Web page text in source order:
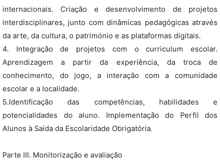
internacionais. Criação e desenvolvimento de projetos
interdisciplinares, junto com dinâmicas pedagógicas através
da arte, da cultura, o património e as plataformas digitais.
4. Integração de projetos com o curriculum escolar.
Aprendizagem a partir da experiência, da troca de
conhecimento, do jogo, a interação com a comunidade
escolar e a localidade.
5.Identificação das competências, habilidades e
potencialidades do aluno. Implementação do Perfil dos
Alunos à Saída da Escolaridade Obrigatória.
Parte III. Monitorização e avaliação